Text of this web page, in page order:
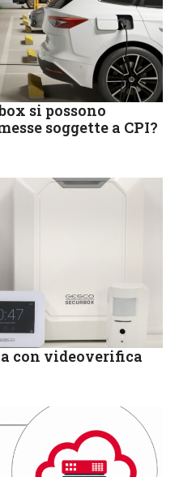
si possono
soggette a CPI?
con videoverifica